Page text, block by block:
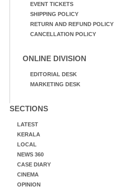
EVENT TICKETS
SHIPPING POLICY
RETURN AND REFUND POLICY
CANCELLATION POLICY
ONLINE DIVISION
EDITORIAL DESK
MARKETING DESK
SECTIONS
LATEST
KERALA
LOCAL
NEWS 360
CASE DIARY
CINEMA
OPINION